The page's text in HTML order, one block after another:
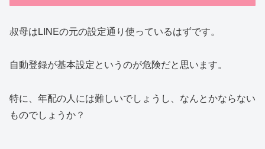
叔母はLINEの元の設定通り使っているはずです。
自動登録が基本設定というのが危険だと思います。
特に、年配の人には難しいでしょうし、なんとかならない
ものでしょうか？